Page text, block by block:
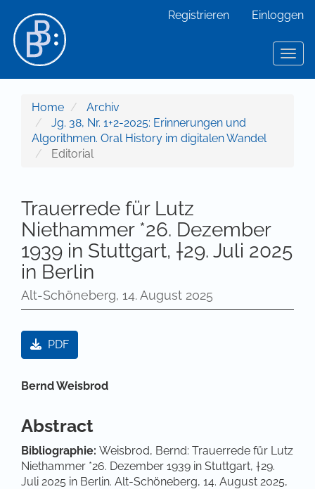
Hauptinhalt
Sidebar
Registrieren Einloggen
Home
Archiv
Jg. 38, Nr. 1+2-2025: Erinnerungen und
Algorithmen. Oral History im digitalen Wandel
Editorial
Trauerrede für Lutz
Niethammer *26. Dezember
1939 in Stuttgart, †29. Juli 2025
in Berlin
Alt-Schöneberg, 14. August 2025
Artikel-Sidebar
PDF
Hauptsächlicher Artikelinhalt
Bernd Weisbrod
Abstract
Bibliographie: Weisbrod, Bernd: Trauerrede für Lutz
Niethammer *26. Dezember 1939 in Stuttgart, †29.
Juli 2025 in Berlin. Alt-Schöneberg, 14. August 2025,